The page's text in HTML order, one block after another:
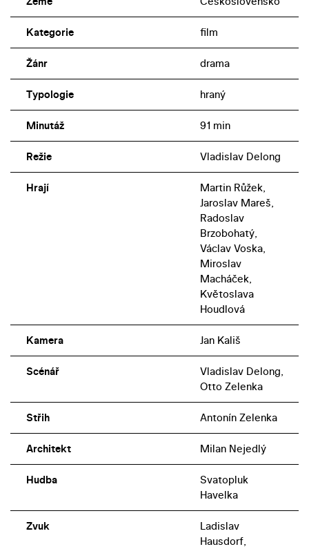
Kategorie film
Žánr drama
Typologie hraný
Minutáž 91 min
Režie Vladislav Delong
Hrají
Martin Růžek,
Jaroslav Mareš,
Radoslav
Brzobohatý,
Václav Voska,
Miroslav
Macháček,
Květoslava
Houdlová
Kamera Jan Kališ
Scénář
Vladislav Delong,
Otto Zelenka
Střih Antonín Zelenka
Architekt Milan Nejedlý
Hudba
Svatopluk
Havelka
Zvuk
Ladislav
Hausdorf,